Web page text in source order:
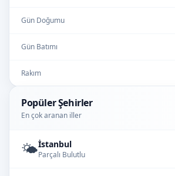
Gün Doğumu
Gün Batımı
Rakım
Popüler Şehirler
En çok aranan iller
🌤️İstanbul
Parçalı Bulutlu